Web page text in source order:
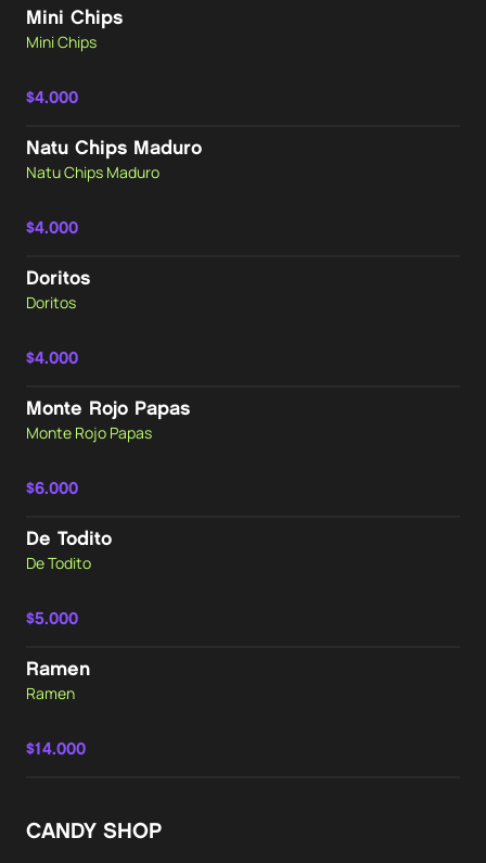
Mini Chips
Mini Chips
$4.000
Natu Chips Maduro
Natu Chips Maduro
$4.000
Doritos
Doritos
$4.000
Monte Rojo Papas
Monte Rojo Papas
$6.000
De Todito
De Todito
$5.000
Ramen
Ramen
$14.000
CANDY SHOP